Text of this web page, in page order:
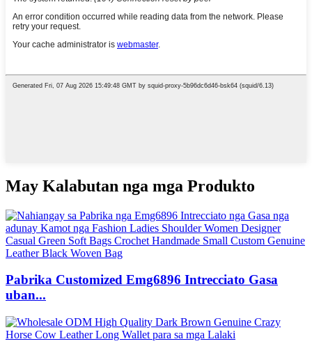
May Kalabutan nga mga Produkto
Pabrika Customized Emg6896 Intrecciato Gasa
uban...